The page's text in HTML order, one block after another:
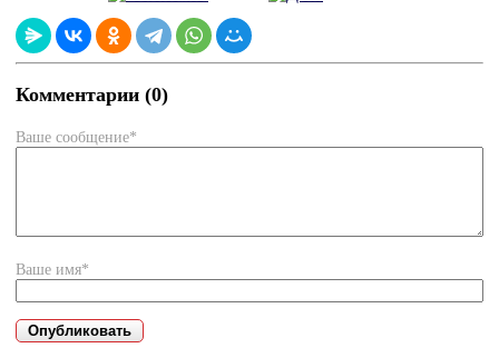
Комментарии (0)
Ваше сообщение*
Ваше имя*